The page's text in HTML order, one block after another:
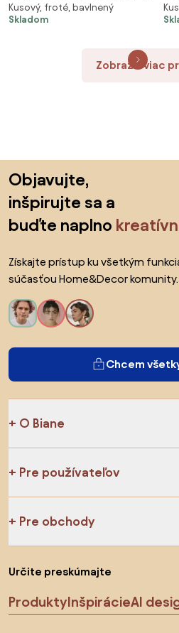
zajačik na zelenej 30 x 50 cm
Kusový, froté, bavlnený
Skladom
cm
Zobraziť viac
Objavujte,
inšpirujte sa a
buďte naplno
Získajte prístup ku všetkým
súčasťou Home&Decor komunity.
Chcem
O Biane
Pre používateľov
Pre obchody
Určite preskúmajte
ProduktyInšpirácieAI